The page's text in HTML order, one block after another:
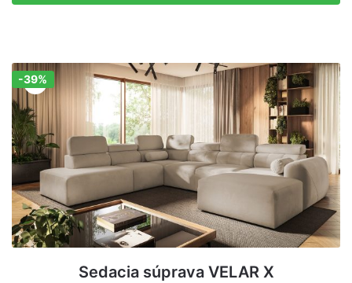
Zľava!
-39%
Sedacia súprava VELAR X